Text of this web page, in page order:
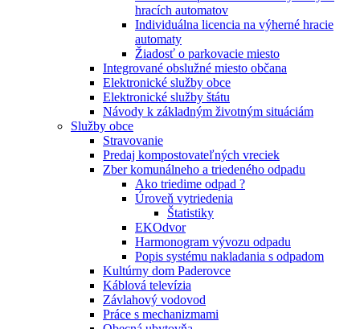
hracích automatov
Individuálna licencia na výherné hracie
automaty
Žiadosť o parkovacie miesto
Integrované obslužné miesto občana
Elektronické služby obce
Elektronické služby štátu
Návody k základným životným situáciám
Služby obce
Stravovanie
Predaj kompostovateľných vreciek
Zber komunálneho a triedeného odpadu
Ako triedime odpad ?
Úroveň vytriedenia
Štatistiky
EKOdvor
Harmonogram vývozu odpadu
Popis systému nakladania s odpadom
Kultúrny dom Paderovce
Káblová televízia
Závlahový vodovod
Práce s mechanizmami